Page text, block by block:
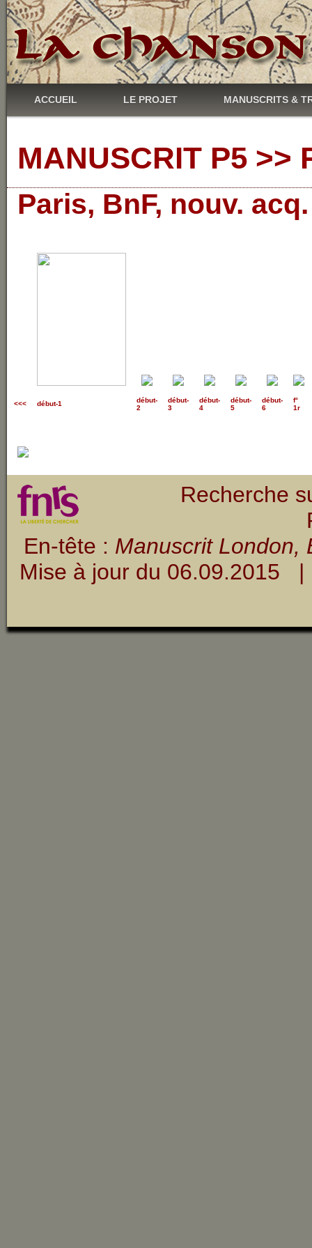
ACCUEIL LE PROJET MANUSCRITS &
MANUSCRIT P5
Paris, BnF, nouv.
<<< début-1 début-
2
début-
3
début-
4
début-
5
début-
6
f°
1r
Recherche
En-tête : Manuscrit London,
Mise à jour du 06.09.2015 |